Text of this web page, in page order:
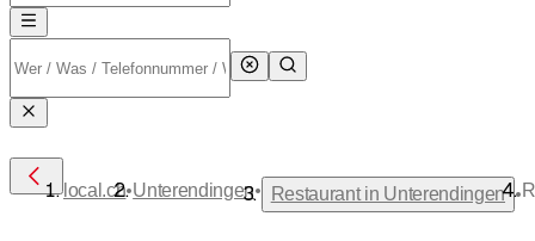
local.ch•Unterendingen• Restaurant in Unterendingen •